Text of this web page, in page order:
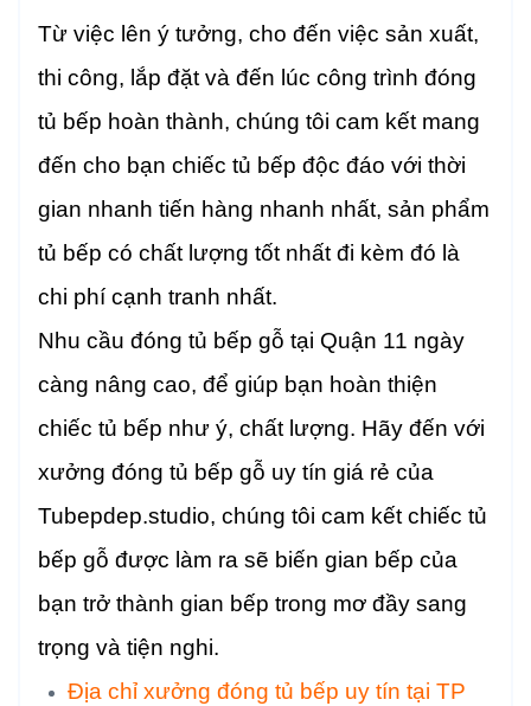
Từ việc lên ý tưởng, cho đến việc sản xuất,
thi công, lắp đặt và đến lúc công trình đóng
tủ bếp hoàn thành, chúng tôi cam kết mang
đến cho bạn chiếc tủ bếp độc đáo với thời
gian nhanh tiến hàng nhanh nhất, sản phẩm
tủ bếp có chất lượng tốt nhất đi kèm đó là
chi phí cạnh tranh nhất.
Nhu cầu đóng tủ bếp gỗ tại Quận 11 ngày
càng nâng cao, để giúp bạn hoàn thiện
chiếc tủ bếp như ý, chất lượng. Hãy đến với
xưởng đóng tủ bếp gỗ uy tín giá rẻ của
Tubepdep.studio, chúng tôi cam kết chiếc tủ
bếp gỗ được làm ra sẽ biến gian bếp của
bạn trở thành gian bếp trong mơ đầy sang
trọng và tiện nghi.
Địa chỉ xưởng đóng tủ bếp uy tín tại TP